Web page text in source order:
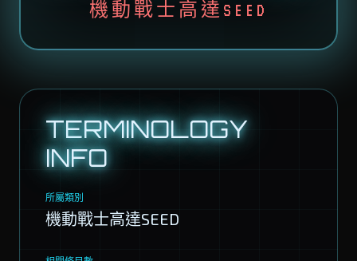
機動戰士高達SEED
TERMINOLOGY
INFO
所屬類別
機動戰士高達SEED